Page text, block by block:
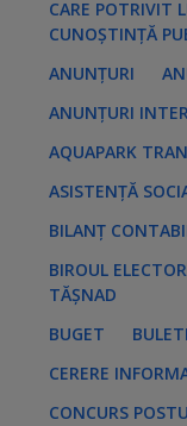
e
s
CARE POTRIVIT
CUNOȘTINȚĂ
ANUNȚURI
ANUNȚURI
AQUAPARK
ASISTENȚĂ
BILANȚ
BIROUL
TĂȘNAD
BUGET
CERERE
CONCURS